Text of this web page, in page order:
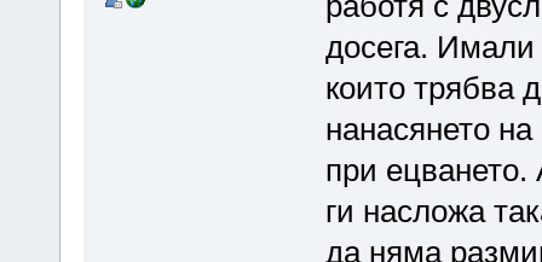
досега.
които трябва
нанасянето
при ецването.
ги насложа
да няма